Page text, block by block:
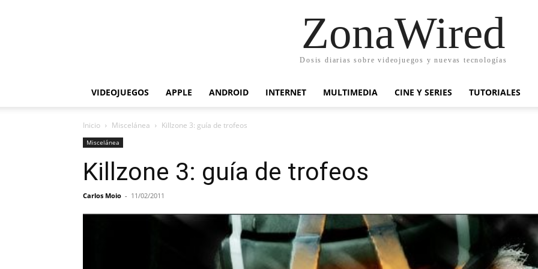
ZonaWired
Dosis diarias sobre videojuegos y nuevas tecnologías
VIDEOJUEGOS APPLE ANDROID INTERNET MULTIMEDIA CINE Y SERIES TUTORIALES
Inicio Miscelánea Killzone 3: guía de trofeos
Miscelánea
Killzone 3: guía de trofeos
Carlos Moio - 11/02/2011